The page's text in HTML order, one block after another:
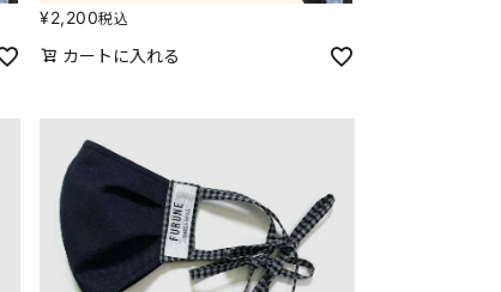
¥2,200税込
カートに入れる